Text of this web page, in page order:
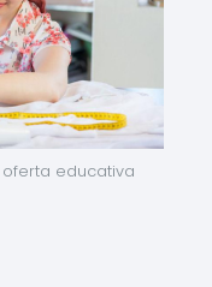
educativa